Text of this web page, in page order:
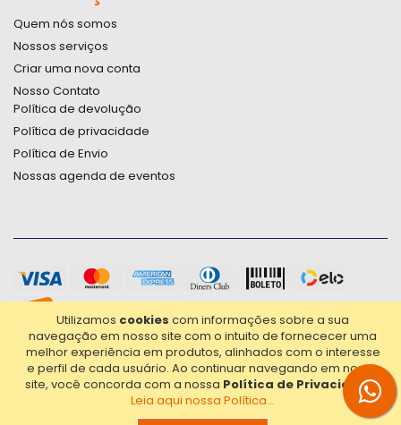
Utilizamos cookies com informações sobre a sua
navegação em nosso site com o intuito de fornececer uma
melhor experiência em produtos, alinhados com o interesse
e perfil de cada usuário. Ao continuar navegando em nosso
site, você concorda com a nossa Política de Privacidade.
Leia aqui nossa Política...
Quem nós somos
Nossos serviços
Criar uma nova conta
Nosso Contato
Política de devolução
Política de privacidade
Política de Envio
Nossas agenda de eventos
2021© Copyright Poligrafica Bazar Ltda- CNPJ 42.500.090/0001-